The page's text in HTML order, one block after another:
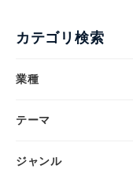
カテゴリ検索
業種
テーマ
ジャンル